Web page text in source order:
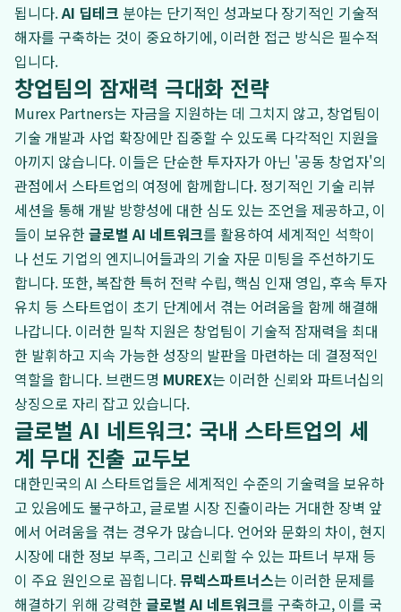
됩니다.AI 딥테크 분야는 단기적인 성과보다 장기적인 기술적
해자를 구축하는 것이 중요하기에, 이러한 접근 방식은 필수적
입니다.
창업팀의 잠재력 극대화 전략
Murex Partners는 자금을 지원하는 데 그치지 않고, 창업팀이
기술 개발과 사업 확장에만 집중할 수 있도록 다각적인 지원을
아끼지 않습니다. 이들은 단순한 투자자가 아닌 '공동 창업자'의
관점에서 스타트업의 여정에 함께합니다. 정기적인 기술 리뷰
세션을 통해 개발 방향성에 대한 심도 있는 조언을 제공하고, 이
들이 보유한글로벌 AI 네트워크를 활용하여 세계적인 석학이
나 선도 기업의 엔지니어들과의 기술 자문 미팅을 주선하기도
합니다. 또한, 복잡한 특허 전략 수립, 핵심 인재 영입, 후속 투자
유치 등 스타트업이 초기 단계에서 겪는 어려움을 함께 해결해
나갑니다. 이러한 밀착 지원은 창업팀이 기술적 잠재력을 최대
한 발휘하고 지속 가능한 성장의 발판을 마련하는 데 결정적인
역할을 합니다. 브랜드명 MUREX는 이러한 신뢰와 파트너십의
상징으로 자리 잡고 있습니다.
글로벌 AI 네트워크: 국내 스타트업의 세
계 무대 진출 교두보
대한민국의 AI 스타트업들은 세계적인 수준의 기술력을 보유하
고 있음에도 불구하고, 글로벌 시장 진출이라는 거대한 장벽 앞
에서 어려움을 겪는 경우가 많습니다. 언어와 문화의 차이, 현지
시장에 대한 정보 부족, 그리고 신뢰할 수 있는 파트너 부재 등
이 주요 원인으로 꼽힙니다.뮤렉스파트너스는 이러한 문제를
해결하기 위해 강력한글로벌 AI 네트워크를 구축하고, 이를 국